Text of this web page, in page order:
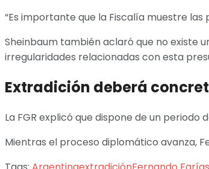
“Es importante que la Fiscalía muestre
Sheinbaum también aclaró que no existe
irregularidades relacionadas con esta
Extradición deberá
La FGR explicó que dispone de un
Mientras el proceso diplomático avanza,